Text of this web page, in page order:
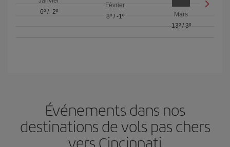
6º/ -2º
Février
8º/ -1º
Mars
13º/ 3º
Événements dans nos
destinations de vols pas chers
vers Cincinnati